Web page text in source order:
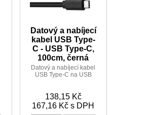
Datový a nabíjecí
kabel USB Type-
C - USB Type-C,
100cm, černá
Datový a nabíjecí kabel
USB Type-C na USB
138,15 Kč
167,16 Kč s DPH